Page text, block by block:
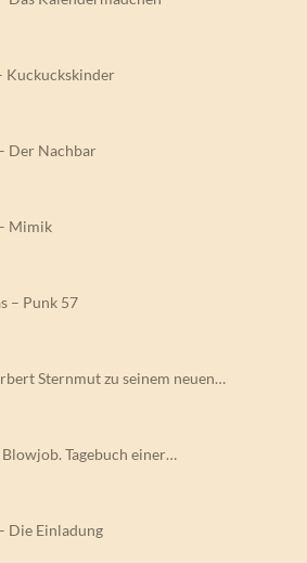
Kuckuckskinder
Der Nachbar
Mimik
– Punk 57
Sternmut zu seinem neuen…
Tagebuch einer…
Die Einladung